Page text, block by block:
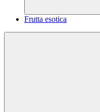
Frutta esotica